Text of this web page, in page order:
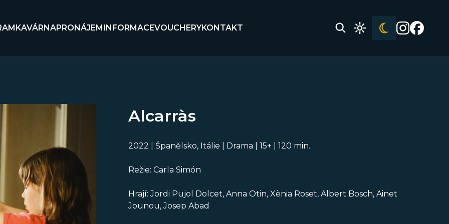
KAVÁRNAPRONÁJEMINFORMACEVOUCHERYKONTAKT
Alcarràs
2022 | Španělsko, Itálie | Drama | 15+ | 120 min.
Režie: Carla Simón
Hrají: Jordi Pujol Dolcet, Anna Otin, Xènia Roset, Albert Bosch, Ainet
Jounou, Josep Abad